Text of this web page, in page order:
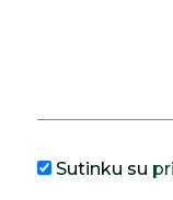
Sutinku su